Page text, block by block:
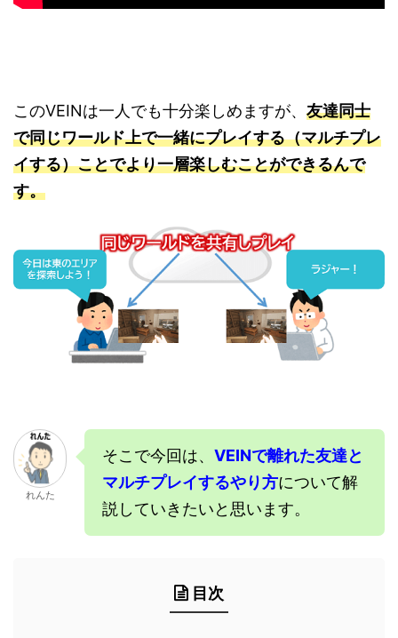
このVEINは一人でも十分楽しめますが、 友達同士
で同じワールド上で一緒にプレイする（マルチプレ
イする）ことでより一層楽しむことができるんで
す。
れんた
そこで今回は、 VEINで離れた友達と
マルチプレイするやり方について解
説していきたいと思います。
目次